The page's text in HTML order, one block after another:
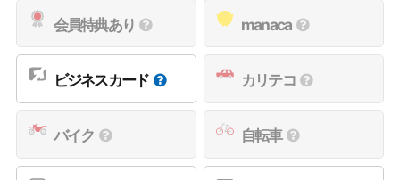
会員特典あり manaca
ビジネスカード カリテコ
バイク 自転車